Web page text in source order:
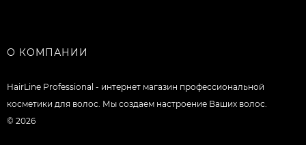
О КОМПАНИИ
HairLine Professional - интернет магазин профессиональной
косметики для волос. Мы создаем настроение Ваших волос.
© 2026